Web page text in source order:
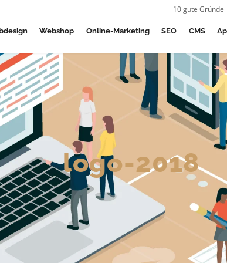
10 gute Gründe
Webshop Online-Marketing SEO CMS
logo-2018